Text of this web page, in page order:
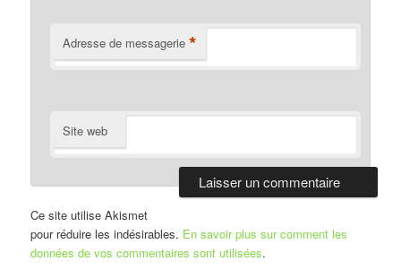
Adresse de messagerie *
Site web
Ce site utilise Akismet
pour réduire les indésirables. En savoir plus sur comment les
données de vos commentaires sont utilisées.